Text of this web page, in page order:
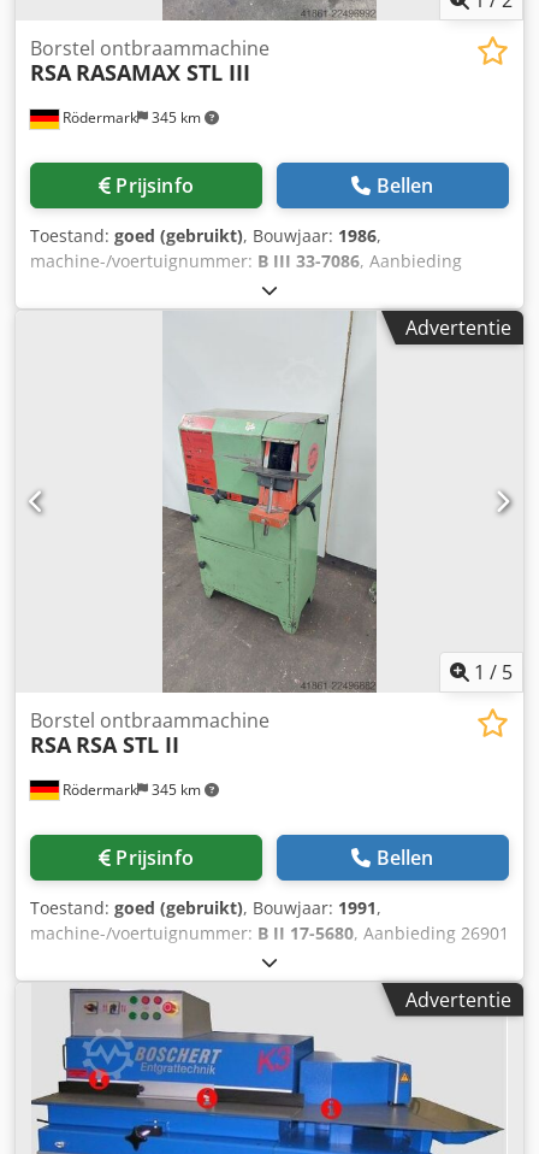
Rödermark 345 km
Borstel ontbraammachine
RSA RASAMAX STL III
Prijsinfo Bellen
Toestand: goed (gebruikt), Bouwjaar: 1986,
machine-/voertuignummer: B III 33-7086, Aanbieding
25440 Technische gegevens: Csdpfx Adjzrv Daoheha -
Diameter borstel: 250 mm - Breedte borstel: 60 mm -
Omtreksnelheid schijf: 1500 / 3000 tpm - Aandrijving: 400 V
/ 1,0 / 1,4 kW - Werkhoogte: 900 mm - Benodigde ruimte:
ca. B 650 x H 1150 x D 450 mm - Gewicht: ca. 100 kg
Advertentie
1 / 5
Rödermark 345 km
Borstel ontbraammachine
RSA RSA STL II
Prijsinfo Bellen
Toestand: goed (gebruikt), Bouwjaar: 1991,
machine-/voertuignummer: B II 17-5680, Aanbieding 26901
Codpfozrvxwox Adhjha Technische gegevens: - Diameter
borstel 250 mm - Breedte borstel 60 mm - Schijfsnelheid
1500 / 3000 omw/min - Aandrijving 400 V / 2,2 / 3,0 kW -
Verstelling borsteldiepte - Onderstel in hoogte verstelbaar
- Werkhöhe 900 mm - Benodigde ruimte, ongeveer: B 720 x
H 1150 x D 450 mm - Gewicht, ongeveer 180 kg
Advertentie